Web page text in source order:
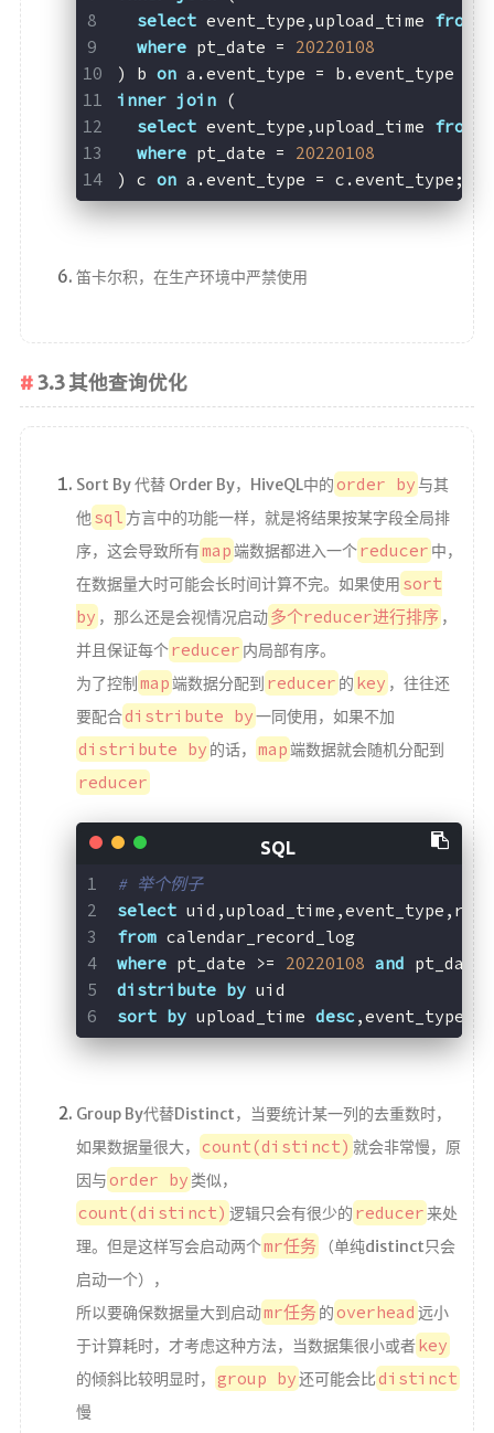
select event_type,upload_time from
where pt_date = 20220108
) b on a.event_type = b.event_type
inner join (
select event_type,upload_time from
where pt_date = 20220108
) c on a.event_type = c.event_type;
笛卡尔积，在生产环境中严禁使用
3.3 其他查询优化
Sort By 代替 Order By，HiveQL中的order by与其
他sql 方言中的功能一样，就是将结果按某字段全局排
序，这会导致所有map端数据都进入一个reducer 中，
在数据量大时可能会长时间计算不完。如果使用 sort
by ，那么还是会视情况启动多个reducer进行排序 ，
并且保证每个reducer 内局部有序。
为了控制map端数据分配到 reducer 的 key ，往往还
要配合distribute by一同使用，如果不加
distribute by 的话， map端数据就会随机分配到
reducer
# 举个例子
select
from calendar_record_log
where pt_date >= 20220108 and
distribute by uid
sort by upload_time desc,event_type
Group By代替Distinct，当要统计某一列的去重数时，
如果数据量很大，
count(distinct) 就会非常慢，原
因与order by 类似，
count(distinct) 逻辑只会有很少的 reducer来处
理。但是这样写会启动两个mr任务
（单纯distinct只会
启动一个），
所以要确保数据量大到启动mr任务 的overhead 远小
于计算耗时，才考虑这种方法，当数据集很小或者key
的倾斜比较明显时， group by还可能会比distinct
慢